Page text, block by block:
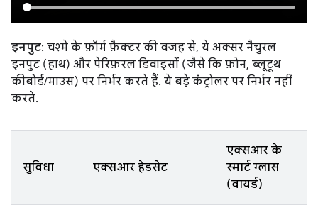
इनपुट: चश्मे के फ़ॉर्म फ़ैक्टर की वजह से, ये अक्सर नैचुरल
इनपुट (हाथ) और पेरिफ़रल डिवाइसों (जैसे कि फ़ोन, ब्लूटूथ
कीबोर्ड/माउस) पर निर्भर करते हैं. ये बड़े कंट्रोलर पर निर्भर नहीं
करते.
सुविधा एक्सआर हेडसेट
एक्सआर के
स्मार्ट ग्लास
(वायर्ड)